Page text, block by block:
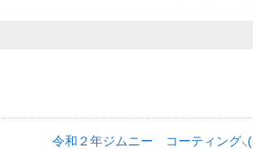
令和２年ジムニー コーティング⸜(